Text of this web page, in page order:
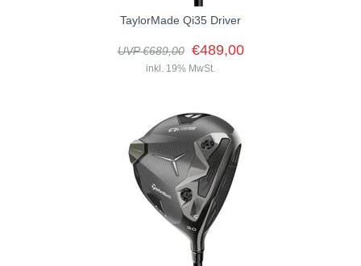
TaylorMade Qi35 Driver
UVP €689,00 €489,00
inkl. 19% MwSt.
er Qi35 Driver eignet sich ideal für Golfer unterschiedlichster
Spielstärken. Er kombiniert explosive Schlagweite mit
außergewöhnlicher Fehlertoleranz in einem Design,...